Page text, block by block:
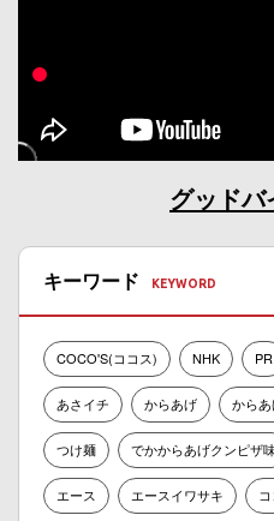
グッドバ
キーワード
COCO'S(ココス) NHK PR
あさイチ からあげ から
つけ麺 でかからあげクンピザ
エース エースイワサキ